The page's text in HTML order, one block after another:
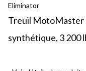
Eliminator
Treuil MotoMaster
synthétique, 3 200